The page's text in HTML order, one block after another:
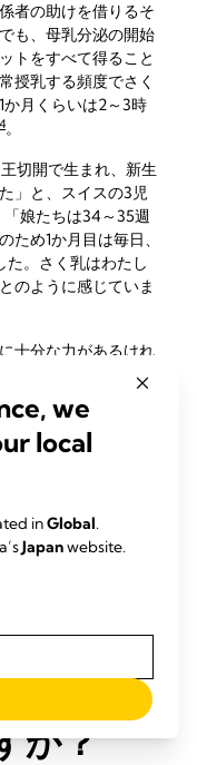
者の助けを借りるそ
も、母乳分泌の開始
トをすべて得ること
授乳する頻度でさく
月くらいは2～3時
4。
切開で生まれ、新生
」と、スイスの3児
娘たちは34～35週
ため1か月目は毎日、
た。さく乳はわたし
のように感じていま
十分な力があるけれ
した母乳が必要な場
況で、多くのお母さ
ながら、力が弱い方
だと気づきます。
ど、早産児がかかり
く乳した母乳を飲む
切らせてあげている
できます。
するべ
別々に
か？
we
local
inGlobal.
Japanwebsite.